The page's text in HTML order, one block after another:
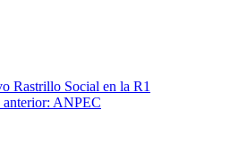
Rastrillo Social en la R1
anterior: ANPEC